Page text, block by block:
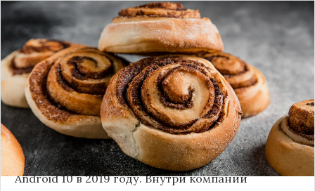
Стало известно внутреннее кодовое имя
следующей крупной версии Android. Как
сообщают источники, Android 17, релиз которой
ожидается в 2026 году, разрабатывается под
названием«Cinnamon Bun»(«Булочка с
корицей»).
Это решение продолжает знаменитую традицию
Google называть версии Android в честь
сладостей и десертов (Cupcake, Donut, KitKat и
т.д.), хотя компанияпрекратила публично
использовать эти именас момента выхода
Android 10 в 2019 году. Внутри компании